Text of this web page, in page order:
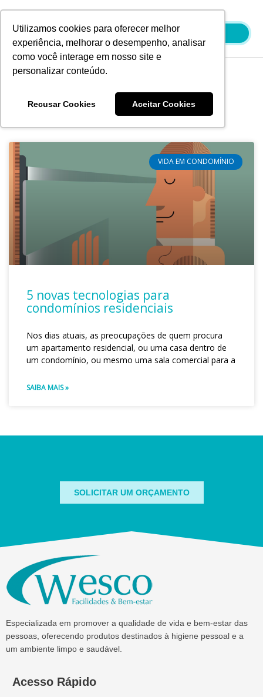
Utilizamos cookies para oferecer melhor
experiência, melhorar o desempenho, analisar
como você interage em nosso site e
personalizar conteúdo.
Recusar Cookies Aceitar Cookies
conteúdo
Blog
VIDA EM CONDOMÍNIO
5 novas tecnologias para
condomínios residenciais
Nos dias atuais, as preocupações de quem procura
um apartamento residencial, ou uma casa dentro de
um condomínio, ou mesmo uma sala comercial para a
SAIBA MAIS »
SOLICITAR UM ORÇAMENTO
Especializada em promover a qualidade de vida e bem-estar das
pessoas, oferecendo produtos destinados à higiene pessoal e a
um ambiente limpo e saudável.
Acesso Rápido